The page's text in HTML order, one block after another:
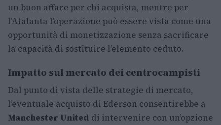
un buon affare per chi acquista, mentre per
l’Atalanta l’operazione può essere vista come una
opportunità di monetizzazione senza sacrificare
la capacità di sostituire l’elemento ceduto.
Impatto sul mercato dei centrocampisti
Dal punto di vista delle strategie di mercato,
l’eventuale acquisto di Ederson consentirebbe a
Manchester United di intervenire con un’opzione